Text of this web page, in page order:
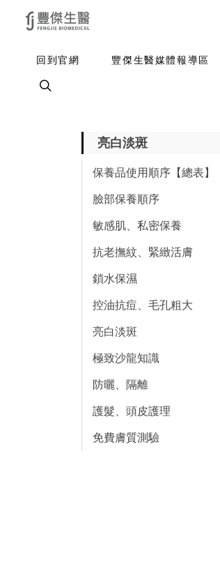
回到官網 豐傑生醫媒體報導區
亮白淡斑
保養品使用順序【總表】
臉部保養順序
敏感肌、私密保養
抗老撫紋、緊緻活膚
鎖水保濕
控油抗痘、毛孔粗大
亮白淡斑
極致沙龍知識
防曬、隔離
護髮、頭皮護理
免費膚質測驗